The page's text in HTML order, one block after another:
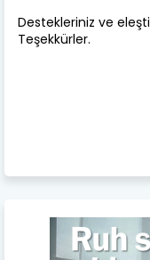
Destekleriniz ve
Teşekkürler.